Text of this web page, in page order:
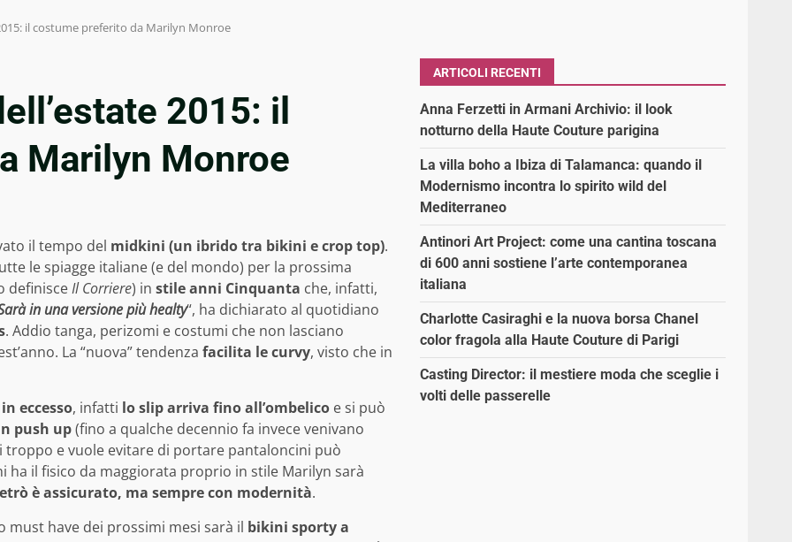
il costume preferito da Marilyn Monroe
2015: il
Marilyn Monroe
il tempo del midkini (un ibrido tra bikini e crop top).
le spiagge italiane (e del mondo) per la prossima
definisceIl Corriere) in stile anni Cinquanta che, infatti,
in una versione più healty“, ha dichiarato al quotidiano
. Addio tanga, perizomi e costumi che non lasciano
La “nuova” tendenza facilita le curvy, visto che in
eccesso, infatti lo slip arriva fino all’ombelico e si può
push up(fino a qualche decennio fa invece venivano
troppo e vuole evitare di portare pantaloncini può
ha il fisico da maggiorata proprio in stile Marilyn sarà
è assicurato, ma sempre con modernità.
must have dei prossimi mesi sarà il bikini sporty a
ARTICOLI RECENTI
Anna Ferzetti in Armani Archivio: il look
notturno della Haute Couture parigina
La villa boho a Ibiza di Talamanca: quando il
Modernismo incontra lo spirito wild del
Mediterraneo
Antinori Art Project: come una cantina toscana
di 600 anni sostiene l’arte contemporanea
italiana
Charlotte Casiraghi e la nuova borsa Chanel
color fragola alla Haute Couture di Parigi
Casting Director: il mestiere moda che sceglie i
volti delle passerelle